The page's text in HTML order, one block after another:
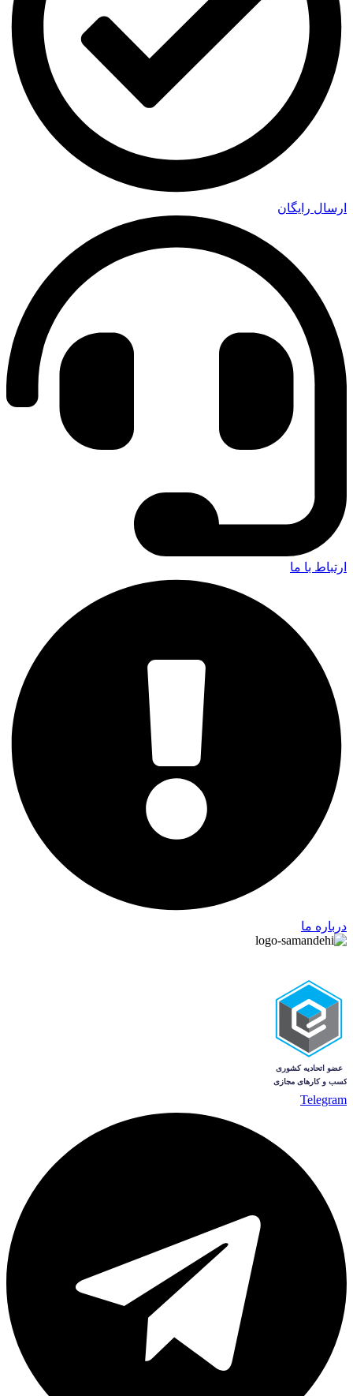
ارسال رایگان
ارتباط با ما
درباره ما
Telegram